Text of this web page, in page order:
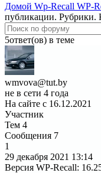
Домой Wp-Recall WP-
публикации. Рубрики.
5ответ(ов) в теме
wmvova@tut.by
не в сети 4 года
На сайте с 16.12.2021
Участник
Тем 4
Сообщения 7
1
29 декабря 2021 13:14
Версия WP-Recall: